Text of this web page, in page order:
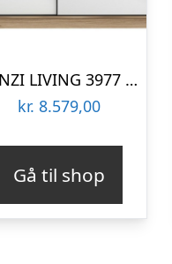
FUNZI LIVING 3977 garderobeskab, spejl, 2 skydelåger, 2 bøjlestænger, 2 skuffer – natur melamin
kr. 8.579,00
Gå til shop